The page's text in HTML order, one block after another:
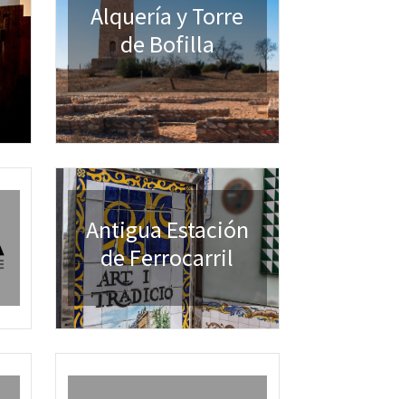
Alquería y Torre
de Bofilla
Antigua Estación
de Ferrocarril